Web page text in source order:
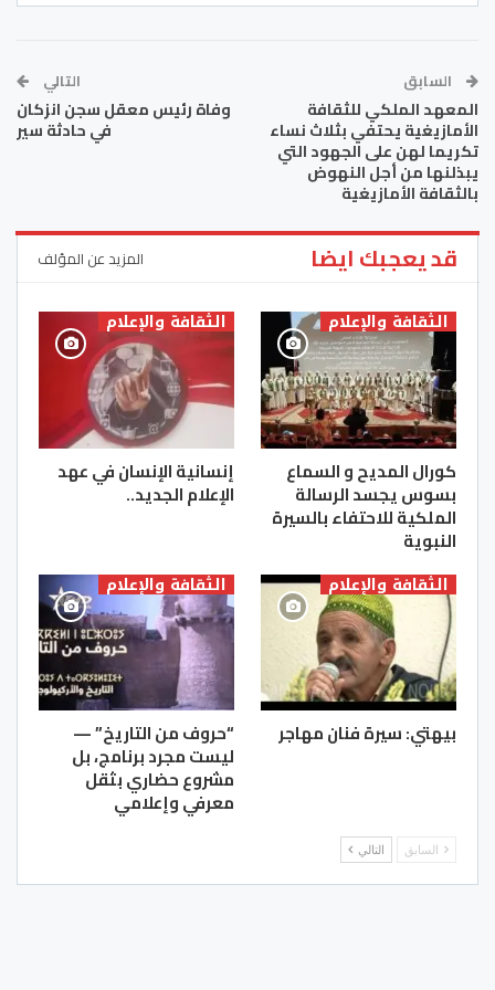
السابق
المعهد الملكي للثقافة
الأمازيغية يحتفي بثلاث نساء
تكريما لهن على الجهود التي
يبذلنها من أجل النهوض
بالثقافة الأمازيغية
التالي
وفاة رئيس معقل سجن انزكان
في حادثة سير
قد يعجبك ايضا المزيد عن المؤلف
الثقافة والإعلام
كورال المديح و السماع
بسوس يجسد الرسالة
الملكية للاحتفاء بالسيرة
النبوية
الثقافة والإعلام
إنسانية الإنسان في عهد
الإعلام الجديد..
الثقافة والإعلام
بيهتي: سيرة فنان مهاجر
الثقافة والإعلام
“حروف من التاريخ” —
ليست مجرد برنامج، بل
مشروع حضاري بثقل
معرفي وإعلامي
السابق التالي